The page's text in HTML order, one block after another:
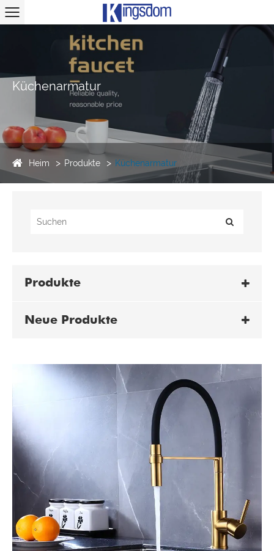
Küchenarmatur
Heim Produkte Küchenarmatur
Produkte
Neue Produkte